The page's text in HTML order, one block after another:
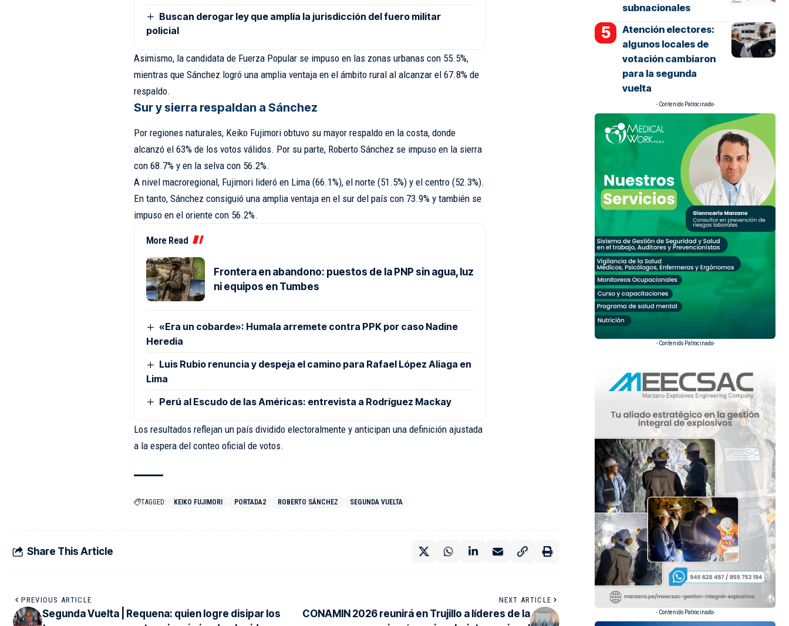
Buscan derogar ley que amplía la jurisdicción del fuero militar
policial
Asimismo, la candidata de Fuerza Popular se impuso en las zonas urbanas con 55.5%,
mientras que Sánchez logró una amplia ventaja en el ámbito rural al alcanzar el 67.8% de
respaldo.
Sur y sierra respaldan a Sánchez
Por regiones naturales, Keiko Fujimori obtuvo su mayor respaldo en la costa, donde
alcanzó el 63% de los votos válidos. Por su parte, Roberto Sánchez se impuso en la sierra
con 68.7% y en la selva con 56.2%.
A nivel macroregional, Fujimori lideró en Lima (66.1%), el norte (51.5%) y el centro (52.3%).
En tanto, Sánchez consiguió una amplia ventaja en el sur del país con 73.9% y también se
impuso en el oriente con 56.2%.
More Read
Frontera en abandono: puestos de la PNP sin agua, luz
ni equipos en Tumbes
«Era un cobarde»: Humala arremete contra PPK por caso Nadine
Heredia
Luis Rubio renuncia y despeja el camino para Rafael López Aliaga en
Lima
Perú al Escudo de las Américas: entrevista a Rodríguez Mackay
Los resultados reflejan un país dividido electoralmente y anticipan una definición ajustada
a la espera del conteo oficial de votos.
TAGGED: KEIKO FUJIMORI PORTADA2 ROBERTO SÁNCHEZ SEGUNDA VUELTA
Share This Article
PREVIOUS ARTICLE
Segunda Vuelta | Requena: quien logre disipar los
NEXT ARTICLE
CONAMIN 2026 reunirá en Trujillo a líderes de la
subnacionales
Atención electores:
algunos locales de
votación cambiaron
para la segunda
vuelta
- Contenido Patrocinado-
- Contenido Patrocinado-
- Contenido Patrocinado-